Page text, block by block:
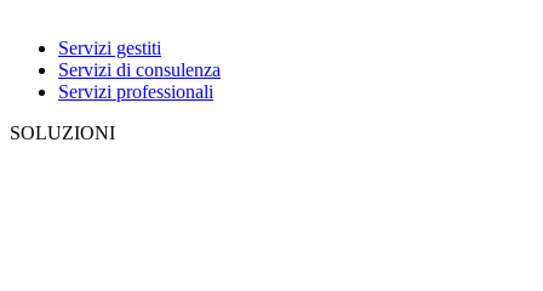
Servizi gestiti
Servizi di consulenza
Servizi professionali
SOLUZIONI